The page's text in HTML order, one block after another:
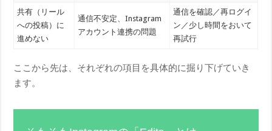
共有（リール
への投稿）に
進めない
通信不安定、Instagram
アカウント連携の問題
通信を確認／再ログイ
ン／少し時間をおいて
再試行
ここから先は、それぞれの項目を具体的に掘り下げていき
ます。